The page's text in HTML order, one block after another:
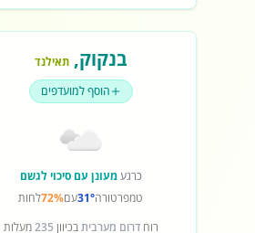
בנקוק,תאילנד
הוסף למועדפים
כרגעמעונן עם סיכוי לגשם
טמפרטורה31°עם72%לחות
רוחדרום מערביתבכיוון 235מעלות